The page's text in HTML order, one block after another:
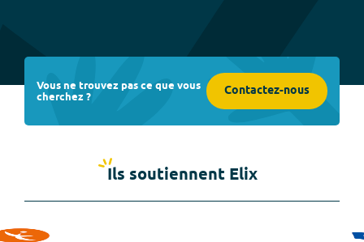
Vous ne trouvez pas ce que vous
cherchez ? Contactez-nous
Ils soutiennent Elix